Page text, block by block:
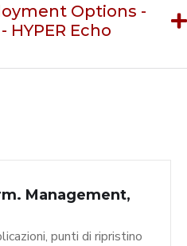
Options -
HYPER Echo
Management,
punti di ripristino